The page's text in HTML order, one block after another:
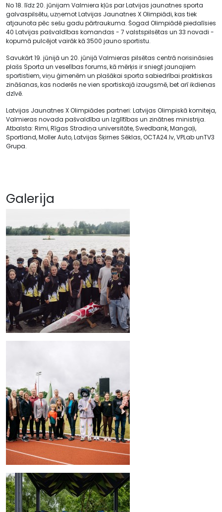
No 18. līdz 20. jūnijam Valmiera kļūs par Latvijas jaunatnes sporta
galvaspilsētu, uzņemot Latvijas Jaunatnes X Olimpiādi, kas tiek
atjaunota pēc sešu gadu pārtraukuma. Šogad Olimpiādē piedalīsies
40 Latvijas pašvaldības komandas - 7 valstspilsētas un 33 novadi -
kopumā pulcējot vairāk kā 3500 jauno sportistu.
Savukārt 19. jūnijā un 20. jūnijā Valmieras pilsētas centrā norisināsies
plašs Sporta un veselības forums, kā mērķis ir sniegt jaunajiem
sportistiem, viņu ģimenēm un plašākai sporta sabiedrībai praktiskas
zināšanas, kas noderēs ne vien sportiskajā izaugsmē, bet arī ikdienas
dzīvē.
Latvijas Jaunatnes X Olimpiādes partneri: Latvijas Olimpiskā komiteja,
Valmieras novada pašvaldība un Izglītības un zinātnes ministrija.
Atbalsta: Rimi, Rīgas Stradiņa universitāte, Swedbank, Mangaļi,
Sportland, Moller Auto, Latvijas Šķirnes Sēklas, OCTA24.lv, VPLab unTV3
Grupa.
Galerija